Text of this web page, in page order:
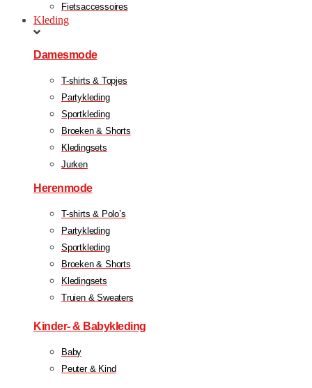
Fietsaccessoires
Kleding
Damesmode
T-shirts & Topjes
Partykleding
Sportkleding
Broeken & Shorts
Kledingsets
Jurken
Herenmode
T-shirts & Polo’s
Partykleding
Sportkleding
Broeken & Shorts
Kledingsets
Truien & Sweaters
Kinder- & Babykleding
Baby
Peuter & Kind